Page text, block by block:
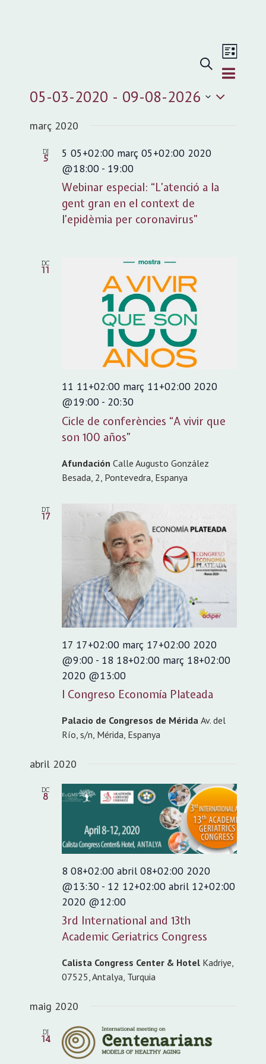
Navegació
i
Cerca
de
Llista
05-03-2020 - 09-08-2026
Selecciona
data.
març 2020
DJ
5
5 05+02:00 març 05+02:00 2020
@18:00 - 19:00
Webinar especial: “L’atenció a la
gent gran en el context de
l’epidèmia per coronavirus”
DC
11
11 11+02:00 març 11+02:00 2020
@19:00 - 20:30
Cicle de conferències “A vivir que
son 100 años”
Afundación Calle Augusto González
Besada, 2, Pontevedra, Espanya
DT
17
17 17+02:00 març 17+02:00 2020
@9:00 - 18 18+02:00 març 18+02:00
2020 @13:00
I Congreso Economía Plateada
Palacio de Congresos de Mérida Av. del
Río, s/n, Mérida, Espanya
abril 2020
DC
8
8 08+02:00 abril 08+02:00 2020
@13:30 - 12 12+02:00 abril 12+02:00
2020 @12:00
3rd International and 13th
Academic Geriatrics Congress
Calista Congress Center & Hotel Kadriye,
07525, Antalya, Turquia
maig 2020
DJ
14